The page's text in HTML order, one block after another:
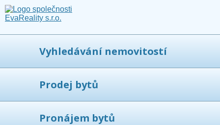
Vyhledávání nemovitostí
Prodej bytů
Pronájem bytů